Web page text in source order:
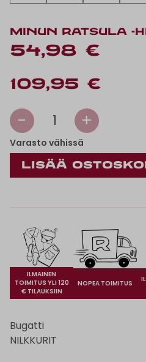
MINUN RATSULA -
54,98 €
109,95 €
- 1 +
Varasto vähissä
ILMAINEN
TOIMITUS YLI 120
€ TILAUKSIIN
NOPEA TOIMITUS
Bugatti
NILKKURIT